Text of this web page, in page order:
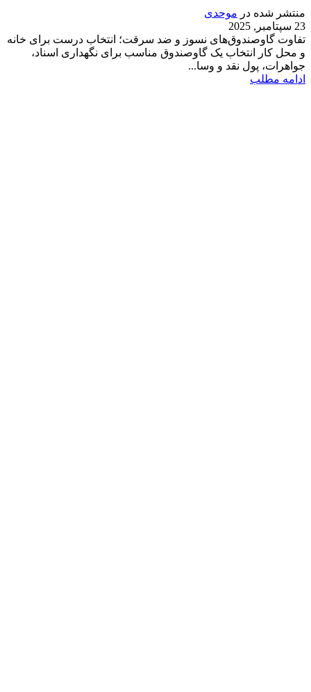
منتشر شده در موحدی
23 سپتامبر, 2025
تفاوت گاوصندوق‌های نسوز و ضد سرقت؛ انتخاب درست برای خانه
و محل کار انتخاب یک گاوصندوق مناسب برای نگهداری اسناد،
جواهرات، پول نقد و وسا...
ادامه مطلب